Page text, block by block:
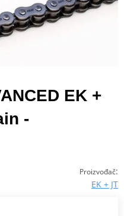
EK +
-
Proizvođač:
EK + JT